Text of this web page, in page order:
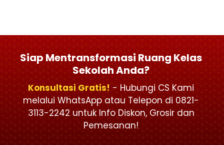
Siap Mentransformasi Ruang Kelas
Sekolah Anda?
Konsultasi Gratis! - Hubungi CS Kami
melalui WhatsApp atau Telepon di 0821-
3113-2242 untuk Info Diskon, Grosir dan
Pemesanan!